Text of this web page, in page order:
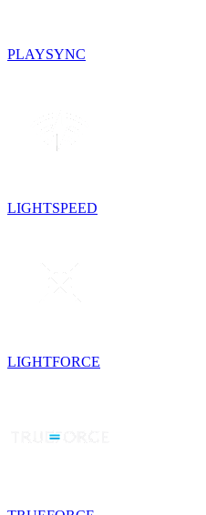
PLAYSYNC
LIGHTSPEED
LIGHTFORCE